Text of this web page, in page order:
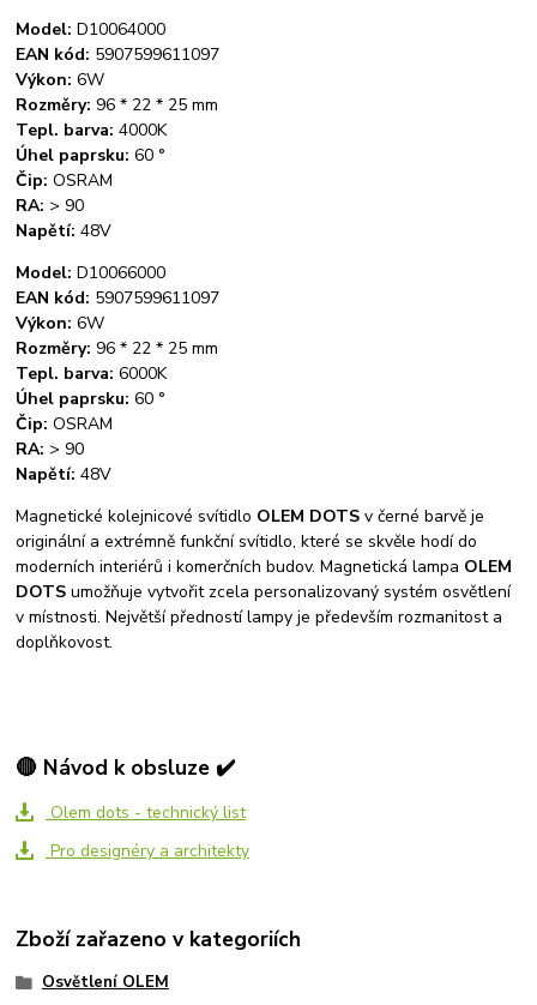
Model: D10064000
EAN kód: 5907599611097
Výkon: 6W
Rozměry: 96 * 22 * ​​25 mm
Tepl. barva: 4000K
Úhel paprsku: 60 °
Čip: OSRAM
RA: > 90
Napětí: 48V
Model: D10066000
EAN kód: 5907599611097
Výkon: 6W
Rozměry: 96 * 22 * ​​25 mm
Tepl. barva: 6000K
Úhel paprsku: 60 °
Čip: OSRAM
RA: > 90
Napětí: 48V
Magnetické kolejnicové svítidlo OLEM DOTS v černé barvě je
originální a extrémně funkční svítidlo, které se skvěle hodí do
moderních interiérů i komerčních budov. Magnetická lampa OLEM
DOTS umožňuje vytvořit zcela personalizovaný systém osvětlení
v místnosti. Největší předností lampy je především rozmanitost a
doplňkovost.
🔴 Návod k obsluze ✔️
Olem dots - technický list
Pro designéry a architekty
Zboží zařazeno v kategoriích
Osvětlení OLEM